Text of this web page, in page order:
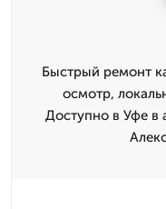
Быстрый ремонт
осмотр,
Доступно в Уфе в